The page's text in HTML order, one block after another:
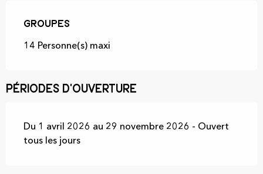
Groupes
Groupes
14 Personne(s) maxi
Périodes d'ouverture
Du 1 avril 2026 au 29 novembre 2026 - Ouvert
tous les jours